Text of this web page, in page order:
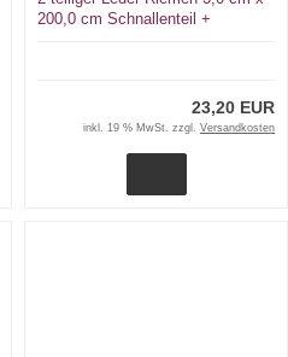
200,0 cm Schnallenteil +
23,20 EUR
inkl. 19 % MwSt. zzgl. Versandkosten